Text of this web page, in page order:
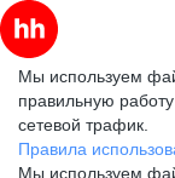
Мы используем
правильную
сетевой трафик.
Правила
Мы используем